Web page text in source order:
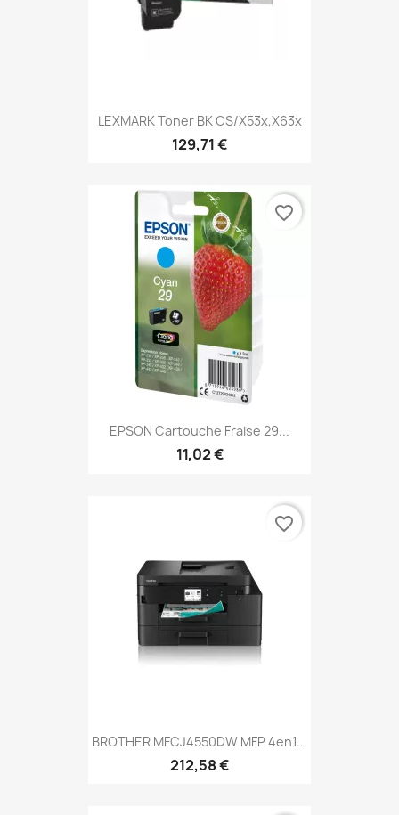
LEXMARK Toner BK CS/X53x,X63x
129,71 €
EPSON Cartouche Fraise 29...
11,02 €
favorite_border
BROTHER MFCJ4550DW MFP 4en1...
212,58 €
favorite_border